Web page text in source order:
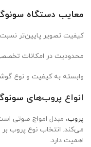
معایب دستگاه
کیفیت تصویر پایین‌تر
محدودیت در امکانات تخصصی
وابسته به کیفیت و نوع
انواع پروب‌های
پروب، مبدل امواج صوتی
می‌کند. انتخاب نوع پروب
اهمیت دارد.